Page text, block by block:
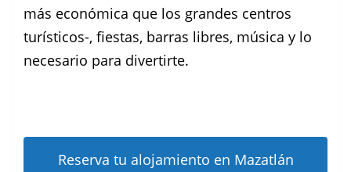
más económica que los grandes centros
turísticos-, fiestas, barras libres, música y lo
necesario para divertirte.
Reserva tu alojamiento en Mazatlán